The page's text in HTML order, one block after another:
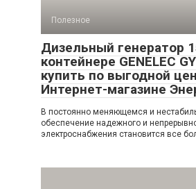
Полезное
Дизельный генератор
контейнере GENELEC
купить по выгодной
Интернет-магазине
В постоянно меняющемся и
обеспечение надежного и
электроснабжения становится все